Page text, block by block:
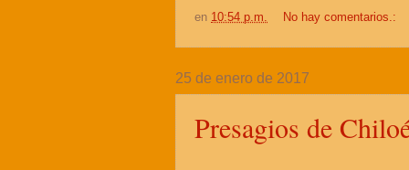
en 10:54 p.m. No hay comentarios.:
25 de enero de 2017
Presagios de